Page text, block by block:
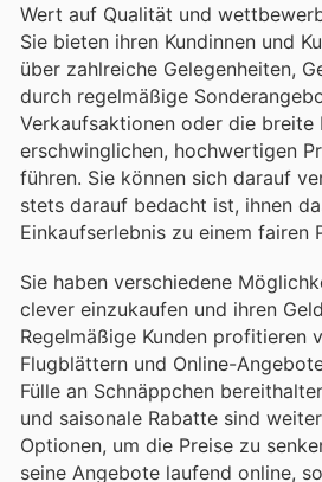
Wert auf Qualität und
Sie bieten ihren Kundinnen und
über zahlreiche Gelegenheiten,
durch regelmäßige
Verkaufsaktionen oder die breite
erschwinglichen, hochwertigen
führen. Sie können sich darauf
stets darauf bedacht ist, ihnen
Einkaufserlebnis zu einem fairen
Sie haben verschiedene
clever einzukaufen und ihren
Regelmäßige Kunden profitieren
Flugblättern und Online-
Fülle an Schnäppchen
und saisonale Rabatte sind
Optionen, um die Preise zu
seine Angebote laufend online,